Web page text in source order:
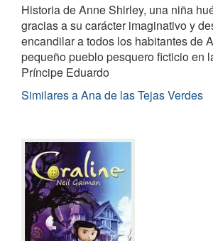
Historia de Anne Shirley, una niña
gracias a su carácter imaginativo y
encandilar a todos los habitantes de
pequeño pueblo pesquero ficticio en
Príncipe Eduardo
Similares a Ana de las Tejas Verdes